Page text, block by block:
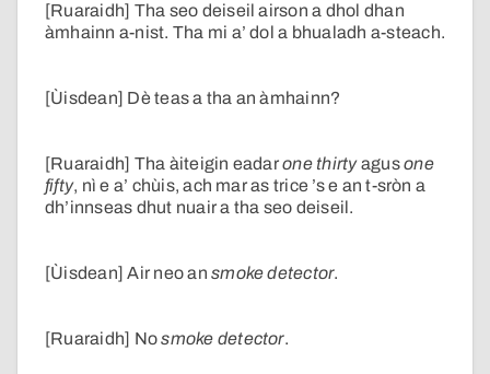
[Ruaraidh] Tha seo deiseil airson a dhol dhan
àmhainn a-nist. Tha mi a’ dol a bhualadh a-steach.
[Ùisdean] Dè teas a tha an àmhainn?
[Ruaraidh] Tha àiteigin eadarone thirtyagusone
fifty, nì e a’ chùis, ach mar as trice ’s e an t-sròn a
dh’innseas dhut nuair a tha seo deiseil.
[Ùisdean] Air neo ansmoke detector.
[Ruaraidh] Nosmoke detector.